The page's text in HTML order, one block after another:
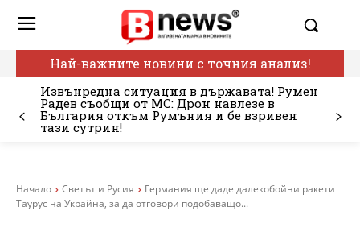
Най-важните новини с точния анализ!
Извънредна ситуация в държавата! Румен
Радев съобщи от МС: Дрон навлезе в
България откъм Румъния и бе взривен
тази сутрин!
Начало Светът и Русия
Германия ще даде далекобойни ракети
Таурус на Украйна, за да отговори подобаващо...